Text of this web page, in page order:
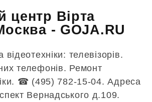
центр Вірта
- GOJA.RU
відеотехніки: телевізорів.
телефонів. Ремонт
☎ (495) 782-15-04. Адреса
Вернадського д.109.